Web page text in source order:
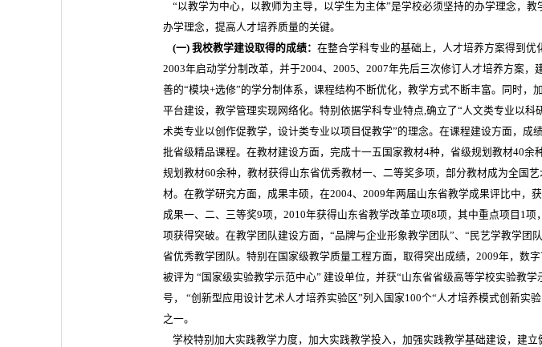
“以教学为中心，以教师为主导，以学生为主体”是学校必须坚持的办学理念，教
办学理念，提高人才培养质量的关键。
(一) 我校教学建设取得的成绩：在整合学科专业的基础上，人才培养方案得到优
2003年启动学分制改革，并于2004、2005、2007年先后三次修订人才培养方案，
善的“模块+选修”的学分制体系，课程结构不断优化，教学方式不断丰富。同时，
平台建设，教学管理实现网络化。特别依据学科专业特点,确立了“人文类专业以科
术类专业以创作促教学，设计类专业以项目促教学”的理念。在课程建设方面，成
批省级精品课程。在教材建设方面，完成十一五国家教材4种，省级规划教材40余
规划教材60余种，教材获得山东省优秀教材一、二等奖多项，部分教材成为全国
材。在教学研究方面，成果丰硕，在2004、2009年两届山东省教学成果评比中，
成果一、二、三等奖9项，2010年获得山东省教学改革立项8项，其中重点项目1项
项获得突破。在教学团队建设方面，“品牌与企业形象教学团队”、“民艺学教学团
省优秀教学团队。特别在国家级教学质量工程方面，取得突出成绩，2009年，数
被评为 “国家级实验教学示范中心” 建设单位，并获“山东省省级高等学校实验教学
号， “创新型应用设计艺术人才培养实验区”列入国家100个“人才培养模式创新实
之一。
学校特别加大实践教学力度，加大实践教学投入，加强实践教学基础建设，建立